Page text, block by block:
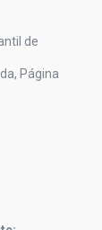
de
Página